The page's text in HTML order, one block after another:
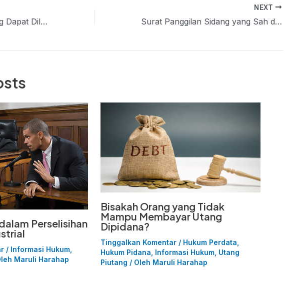
Apakah Panggilan Sidang Dapat Dilakukan Secara Online atau Elektronik?
NEXT
Surat Panggilan Sidang yang Sah dan Patut
Perselisihan
/ Informasi Hukum
Maruli Harahap
Bisakah Orang yang Tidak
Mampu Membayar Utang
Dipidana?
Tinggalkan Komentar / Hukum Perdata
Hukum Pidana Informasi Hukum Utang
Piutang / Oleh Maruli Harahap